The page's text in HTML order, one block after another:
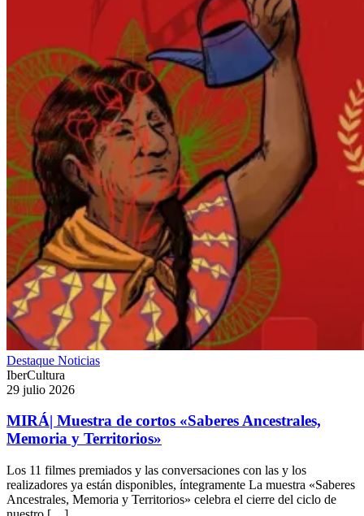
Destaque Noticias
IberCultura
29 julio 2026
MIRÁ| Muestra de cortos «Saberes Ancestrales,
Memoria y Territorios»
Los 11 filmes premiados y las conversaciones con las y los
realizadores ya están disponibles, íntegramente La muestra «Saberes
Ancestrales, Memoria y Territorios» celebra el cierre del ciclo de